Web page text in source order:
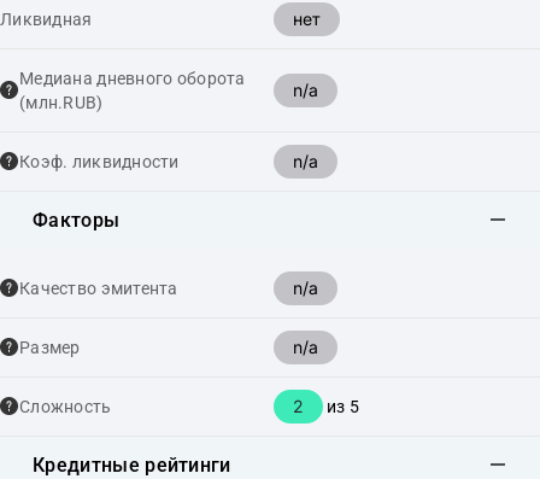
Ликвидная нет
Медиана дневного оборота
(млн.RUB)
n/a
Коэф. ликвидности n/a
Факторы
Качество эмитента n/a
Размер n/a
Сложность 2 из 5
Кредитные рейтинги